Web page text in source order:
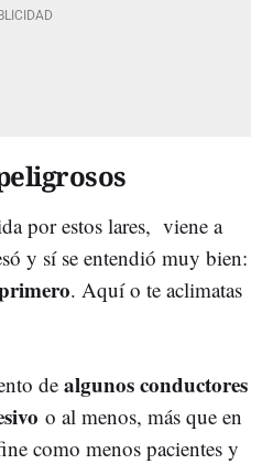
por estos lares, viene a
y sí se entendió muy bien:
. Aquí o te aclimatas
de algunos conductores
o al menos, más que en
como menos pacientes y